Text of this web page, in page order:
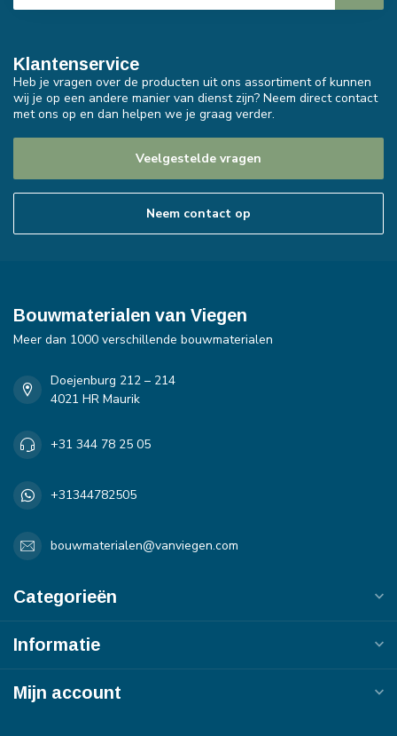
Klantenservice
Heb je vragen over de producten uit ons assortiment of kunnen
wij je op een andere manier van dienst zijn? Neem direct contact
met ons op en dan helpen we je graag verder.
Veelgestelde vragen
Neem contact op
Bouwmaterialen van Viegen
Meer dan 1000 verschillende bouwmaterialen
Doejenburg 212 – 214
4021 HR Maurik
+31 344 78 25 05
+31344782505
bouwmaterialen@vanviegen.com
Categorieën
Informatie
Mijn account